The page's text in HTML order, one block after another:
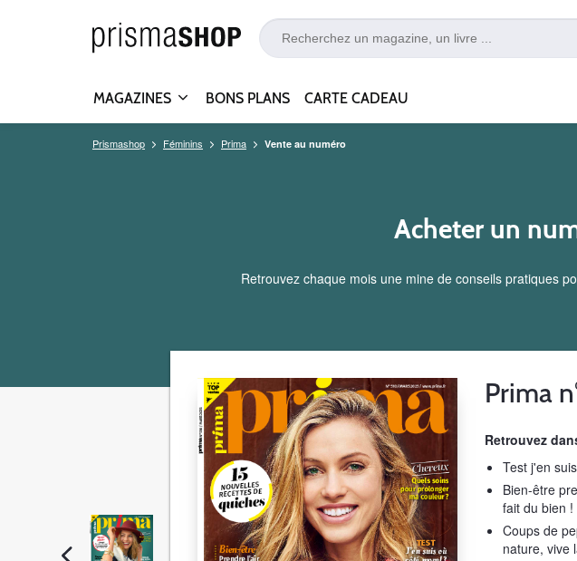
MAGAZINES BONS PLANS CARTE CADEAU
Prismashop Féminins Prima Vente au numéro
Acheter un
Retrouvez chaque mois une mine de conseils pratiques
Prima
Retrouvez
Test j'en
Bien-être
fait du bien !
Coups de
nature, vive